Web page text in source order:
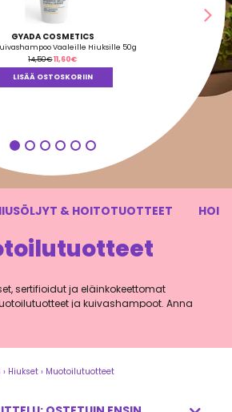
GYADA COSMETICS
Vaaleille Hiuksille 50g
14,50€Alkuperäinen
hinta
oli:
14,50€.
11,60€Nykyinen
hinta
on:
11,60€.
LISÄÄ OSTOSKORIIN
& HOITOTUOTTEET
sertifioidut ja eläinkokeettomat
ja kuivashampoot. Anna
› Hiukset › Muotoilutuotteet